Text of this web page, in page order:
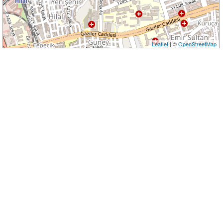
Leaflet| ©OpenStreetMap